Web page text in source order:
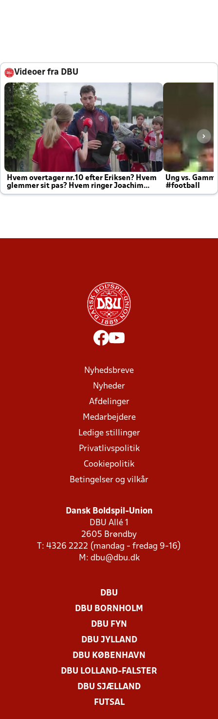
Videoer fra DBU
Hvem overtager nr.10 efter Eriksen? Hvem
glemmer sit pas? Hvem ringer Joachim
altid til efter kampe?
Ung vs.
#football
Nyhedsbreve
Nyheder
Afdelinger
Medarbejdere
Ledige stillinger
Privatlivspolitik
Cookiepolitik
Betingelser og vilkår
Dansk Boldspil-Union
DBU Allé 1
2605 Brøndby
T: 4326 2222 (mandag - fredag 9-16)
M: dbu@dbu.dk
DBU
DBU BORNHOLM
DBU FYN
DBU JYLLAND
DBU KØBENHAVN
DBU LOLLAND-FALSTER
DBU SJÆLLAND
FUTSAL